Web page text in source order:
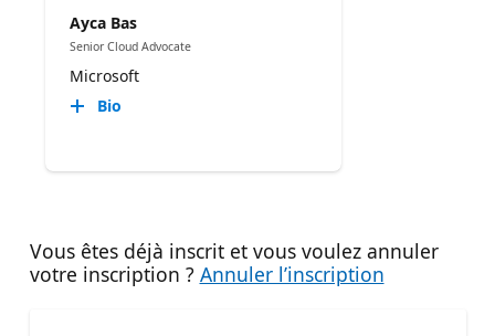
Ayca Bas
Senior Cloud Advocate
Microsoft
Bio
Vous êtes déjà inscrit et vous voulez annuler
votre inscription ? Annuler l’inscription